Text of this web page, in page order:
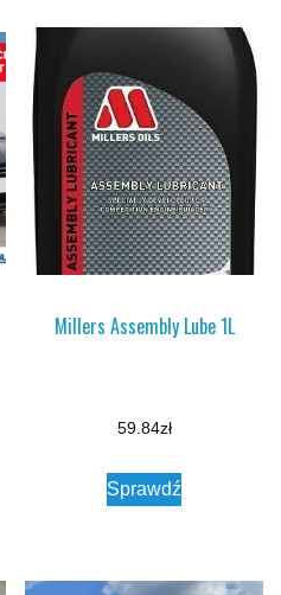
Millers Assembly Lube 1L
59.84zł
Sprawdź